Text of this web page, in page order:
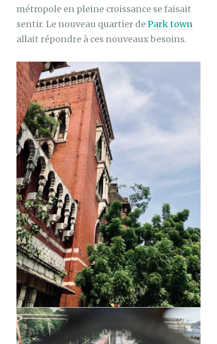
métropole en pleine croissance se faisait
sentir. Le nouveau quartier dePark town
allait répondre à ces nouveaux besoins.